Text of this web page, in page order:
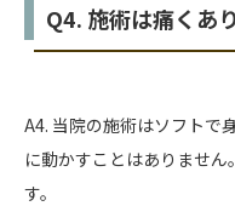
Q4. 施術は痛くあ
A4. 当院の施術はソフトで
に動かすことはありませ
す。